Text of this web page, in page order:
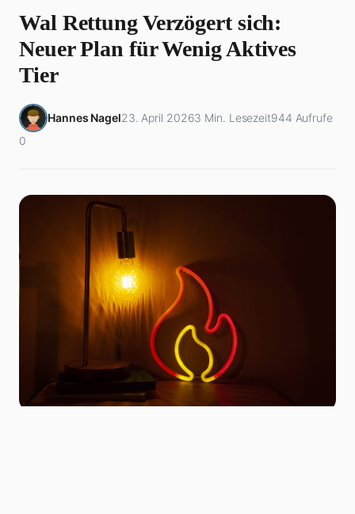
Wal Rettung Verzögert sich:
Neuer Plan für Wenig Aktives
Tier
Hannes Nagel23. April 20263 Min. Lesezeit944 Aufrufe
0